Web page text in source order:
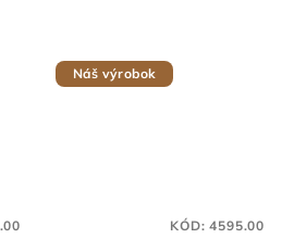
Náš výrobok
KÓD:4595.00